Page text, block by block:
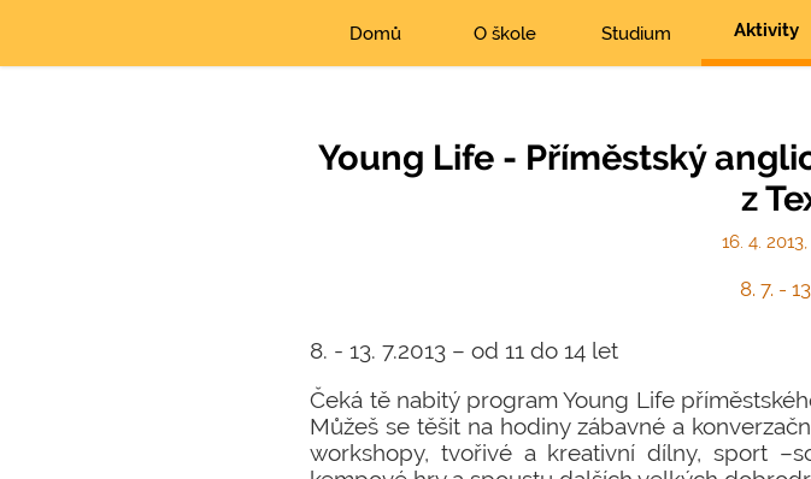
Domů O škole Studium Aktivity
Young Life - Příměstský
z
16. 4.
8. 7. -
8. - 13. 7.2013 – od 11 do 14 let
Čeká tě nabitý program Young Life
Můžeš se těšit na hodiny zábavné a
workshopy, tvořivé a kreativní dílny, sport